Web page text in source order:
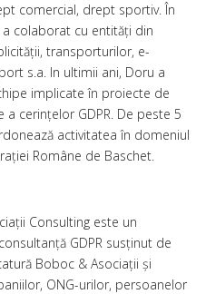
comercial, drept sportiv. În
colaborat cu entități din
transporturilor, e-
s.a. In ultimii ani, Doru a
implicate în proiecte de
a cerințelor GDPR. De peste 5
activitatea în domeniul
Române de Baschet.
Consulting este un
GDPR susținut de
Boboc & Asociații și
ONG-urilor, persoanelor